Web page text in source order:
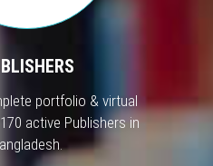
portfolio & virtual
active Publishers in